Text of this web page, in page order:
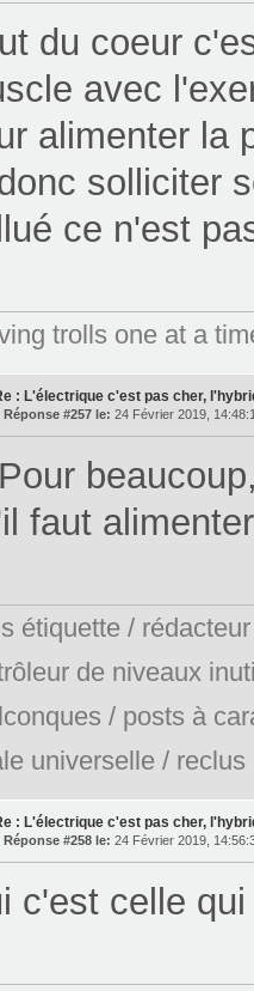
du coeur
avec
alimenter la
solliciter
ce n'est
trolls one at a
: L'électrique c'est pas cher,
Réponse #257 le: 24 Février 2019,
faut
étiquette /
de niveaux
/ posts à
universelle / reclus
: L'électrique c'est pas cher,
Réponse #258 le: 24 Février 2019,
c'est celle